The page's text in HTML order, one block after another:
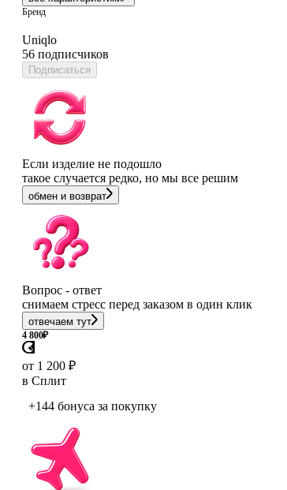
Бренд
Uniqlo
56 подписчиков
Подписаться
Если изделие не подошло
такое случается редко, но мы все решим
обмен и возврат
Вопрос - ответ
снимаем стресс перед заказом в один клик
отвечаем тут
4 800₽
от 1 200 ₽
в Сплит
+144 бонуса за покупку